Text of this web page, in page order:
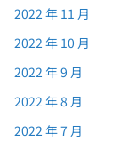
2022 年 11 月
2022 年 10 月
2022 年 9 月
2022 年 8 月
2022 年 7 月